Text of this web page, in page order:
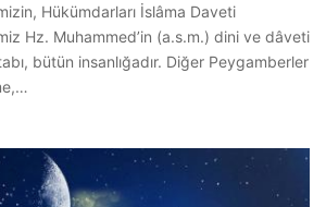
Hükümdarları İslâma Daveti
Hz. Muhammed’in (a.s.m.) dini ve dâveti
bütün insanlığadır. Diğer Peygamberler